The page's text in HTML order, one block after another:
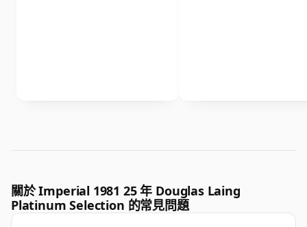
關於 Imperial 1981 25 年 Douglas Laing
Platinum Selection 的常見問題